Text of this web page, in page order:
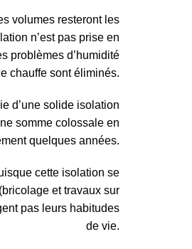
volumes resteront les
n’est pas prise en
problèmes d’humidité
chauffe sont éliminés.
d’une solide isolation
somme colossale en
quelques années.
cette isolation se
et travaux sur
pas leurs habitudes
de vie.